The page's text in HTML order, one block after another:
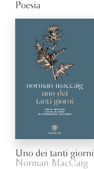
Poesia
Uno dei tanti giorni
Norman MacCaig